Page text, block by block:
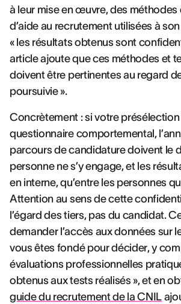
à leur mise en œuvre, des méthodes
d’aide au recrutement utilisées à
« les résultats obtenus sont
article ajoute que ces méthodes et
doivent être pertinentes au regard
poursuivie ».
Concrètement : si votre
questionnaire comportemental,
parcours de candidature doivent le
personne ne s’y engage, et les
en interne, qu’entre les personnes
Attention au sens de cette
l’égard des tiers, pas du candidat.
demander l’accès aux données sur
vous êtes fondé pour décider, y
évaluations professionnelles
obtenus aux tests réalisés », et en
guide du recrutement de la CNIL